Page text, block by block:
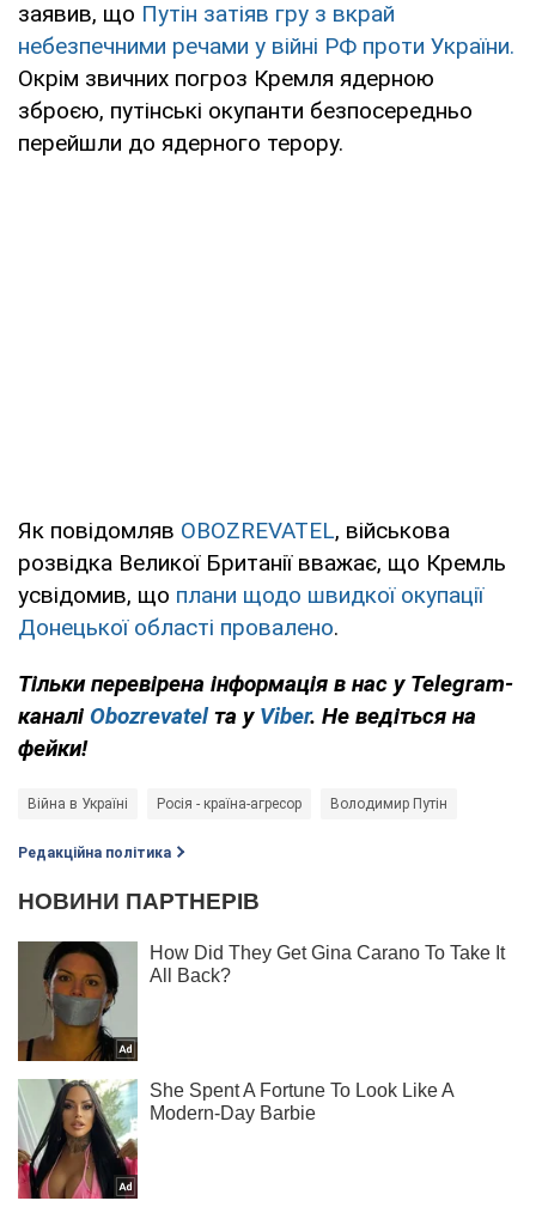
заявив, що Путін затіяв гру з вкрай
небезпечними речами у війні РФ проти України.
Окрім звичних погроз Кремля ядерною
зброєю, путінські окупанти безпосередньо
перейшли до ядерного терору.
Як повідомляв OBOZREVATEL, військова
розвідка Великої Британії вважає, що Кремль
усвідомив, що плани щодо швидкої окупації
Донецької області провалено.
Тільки перевірена інформація в нас у Telegram-
каналі Obozrevatelта у Viber. Не ведіться на
фейки!
Війна в Україні Росія - країна-агресор Володимир Путін
Редакційна політика